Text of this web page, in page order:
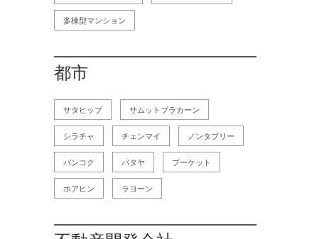
多棟型マンション
都市
サタヒップ サムットプラカーン
シラチャ チェンマイ ノンタブリー
バンコク パタヤ プーケット
ホアヒン ラヨーン